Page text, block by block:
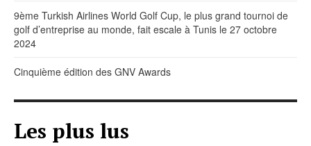
9ème Turkish Airlines World Golf Cup, le plus grand tournoi de
golf d’entreprise au monde, fait escale à Tunis le 27 octobre
2024
Cinquième édition des GNV Awards
Les plus lus